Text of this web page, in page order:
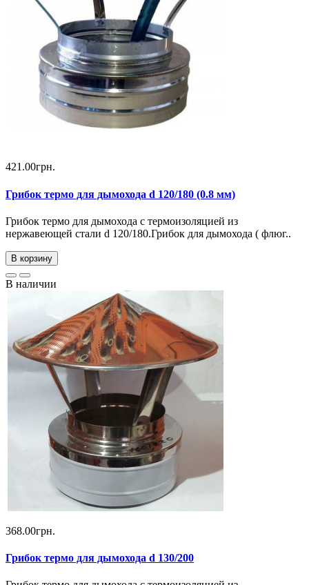
421.00грн.
Грибок термо для дымохода d 120/180 (0.8 мм)
Грибок термо для дымохода с термоизоляцией из
нержавеющей стали d 120/180.Грибок для дымохода ( флюг..
В корзину
В наличии
368.00грн.
Грибок термо для дымохода d 130/200